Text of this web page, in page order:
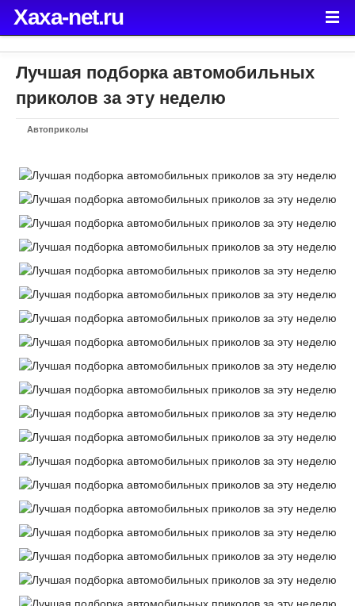
Xaxa-net.ru
Лучшая подборка автомобильных
приколов за эту неделю
Автоприколы